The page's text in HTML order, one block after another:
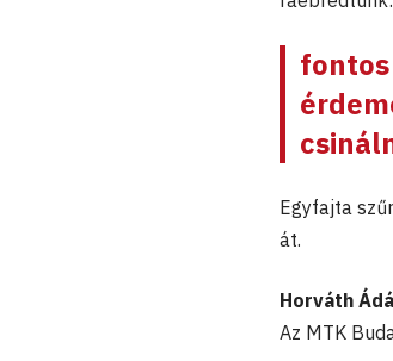
Egyfajta
át.
Horváth
Az MTK